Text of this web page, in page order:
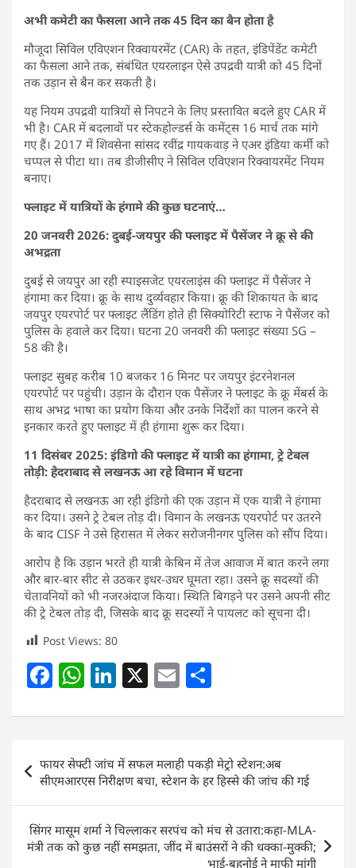
अभी कमेटी का फैसला आने तक 45 दिन का बैन होता है
मौजूदा सिविल एविएशन रिक्वायरमेंट (CAR) के तहत, इंडिपेंडेंट कमेटी
का फैसला आने तक, संबंधित एयरलाइन ऐसे उपद्रवी यात्री को 45 दिनों
तक उड़ान से बैन कर सकती है।
यह नियम उपद्रवी यात्रियों से निपटने के लिए प्रस्तावित बदले हुए CAR में
भी है। CAR में बदलावों पर स्टेकहोल्डर्स के कमेंट्स 16 मार्च तक मांगे
गए हैं। 2017 में शिवसेना सांसद रवींद्र गायकवाड़ ने एअर इंडिया कर्मी को
चप्पल से पीटा था। तब डीजीसीए ने सिविल एविएशन रिक्वायरमेंट नियम
बनाए।
फ्लाइट में यात्रियों के हंगामे की कुछ घटनाएं…
20 जनवरी 2026: दुबई-जयपुर की फ्लाइट में पैसेंजर ने क्रू से की
अभद्रता
दुबई से जयपुर आ रही स्पाइसजेट एयरलाइंस की फ्लाइट में पैसेंजर ने
हंगामा कर दिया। क्रू के साथ दुर्व्यवहार किया। क्रू की शिकायत के बाद
जयपुर एयरपोर्ट पर फ्लाइट लैंडिंग होते ही सिक्योरिटी स्टाफ ने पैसेंजर को
पुलिस के हवाले कर दिया। घटना 20 जनवरी की फ्लाइट संख्या SG –
58 की है।
फ्लाइट सुबह करीब 10 बजकर 16 मिनट पर जयपुर इंटरनेशनल
एयरपोर्ट पर पहुंची। उड़ान के दौरान एक पैसेंजर ने फ्लाइट के क्रू मेंबर्स के
साथ अभद्र भाषा का प्रयोग किया और उनके निर्देशों का पालन करने से
इनकार करते हुए फ्लाइट में ही हंगामा शुरू कर दिया।
11 दिसंबर 2025: इंडिगो की फ्लाइट में यात्री का हंगामा, ट्रे टेबल
तोड़ी: हैदराबाद से लखनऊ आ रहे विमान में घटना
हैदराबाद से लखनऊ आ रही इंडिगो की एक उड़ान में एक यात्री ने हंगामा
कर दिया। उसने ट्रे टेबल तोड़ दी। विमान के लखनऊ एयरपोर्ट पर उतरने
के बाद CISF ने उसे हिरासत में लेकर सरोजनीनगर पुलिस को सौंप दिया।
आरोप है कि उड़ान भरते ही यात्री केबिन में तेज आवाज में बात करने लगा
और बार-बार सीट से उठकर इधर-उधर घूमता रहा। उसने क्रू सदस्यों की
चेतावनियों को भी नजरअंदाज किया। स्थिति बिगड़ने पर उसने अपनी सीट
की ट्रे टेबल तोड़ दी, जिसके बाद क्रू सदस्यों ने पायलट को सूचना दी।
Post Views: 80
F
c
e
b
o
o
k
W
at
s
A
p
p
Li
k
e
dI
n
X E
ai
l
ar
e
navigation
फायर सेफ्टी जांच में सफल मलाही पकड़ी मेट्रो स्टेशन:अब
सीएमआरएस निरीक्षण बचा, स्टेशन के हर हिस्से की जांच की गई
सिंगर मासूम शर्मा ने चिल्लाकर सरपंच को मंच से उतारा:कहा-MLA-
मंत्री तक को कुछ नहीं समझता, जींद में बाउंसरों ने की धक्का-मुक्की;
भाई-बहनोई ने माफी मांगी